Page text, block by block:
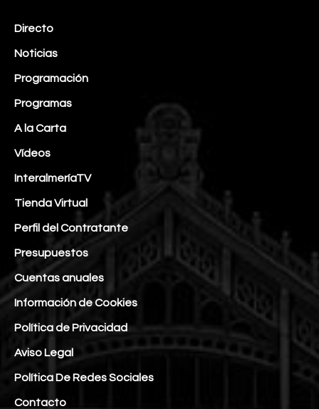
Directo
Noticias
Programación
Programas
A la Carta
Vídeos
InteralmeríaTV
Tienda Virtual
Perfil del Contratante
Presupuestos
Cuentas anuales
Información de Cookies
Política de Privacidad
Aviso Legal
Política De Redes Sociales
Contacto